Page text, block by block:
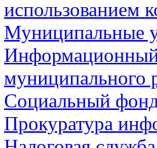
использованием
Муниципальные
Информационный
муниципального
Социальный
Прокуратура